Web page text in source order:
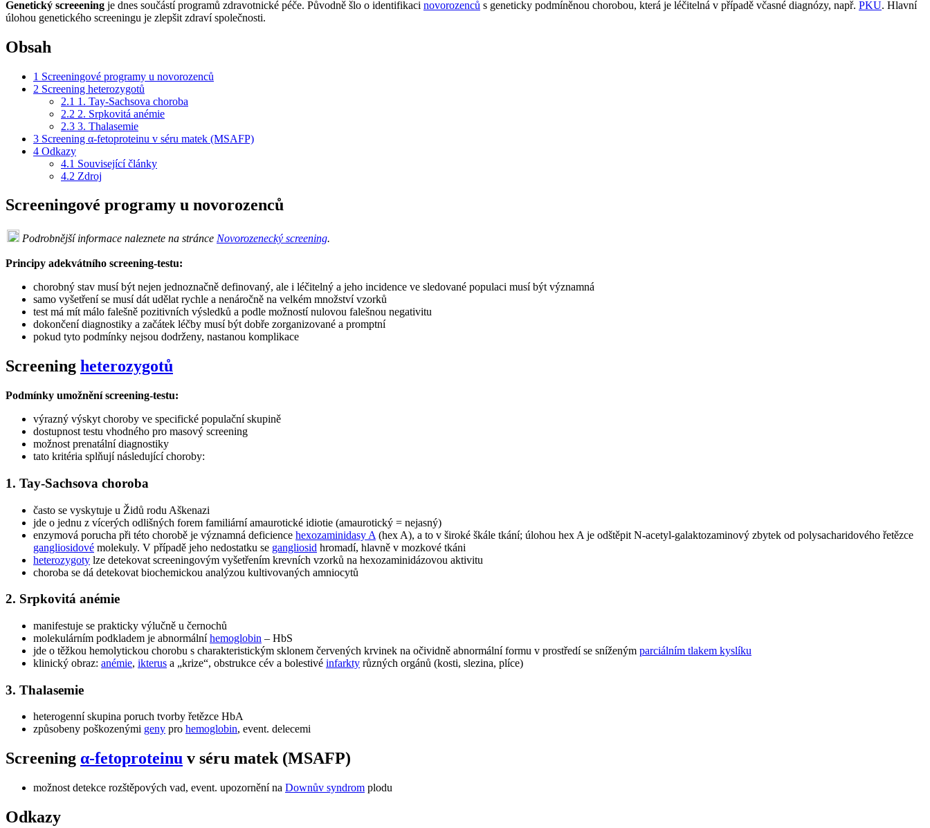
Genetický screeening je dnes součástí programů zdravotnické péče. Původně šlo o identifikaci novorozenců s geneticky podmíněnou chorobou, která je léčitelná v případě včasné diagnózy, např. PKU. Hlavní
úlohou genetického screeningu je zlepšit zdraví společnosti.
Obsah
1 Screeningové programy u novorozenců
2 Screening heterozygotů
2.1 1. Tay-Sachsova choroba
2.2 2. Srpkovitá anémie
2.3 3. Thalasemie
3 Screening α-fetoproteinu v séru matek (MSAFP)
4 Odkazy
4.1 Související články
4.2 Zdroj
Screeningové programy u novorozenců
Podrobnější informace naleznete na stránce Novorozenecký screening.
Principy adekvátního screening-testu:
chorobný stav musí být nejen jednoznačně definovaný, ale i léčitelný a jeho incidence ve sledované populaci musí být významná
samo vyšetření se musí dát udělat rychle a nenáročně na velkém množství vzorků
test má mít málo falešně pozitivních výsledků a podle možností nulovou falešnou negativitu
dokončení diagnostiky a začátek léčby musí být dobře zorganizované a promptní
pokud tyto podmínky nejsou dodrženy, nastanou komplikace
Screening heterozygotů
Podmínky umožnění screening-testu:
výrazný výskyt choroby ve specifické populační skupině
dostupnost testu vhodného pro masový screening
možnost prenatální diagnostiky
tato kritéria splňují následující choroby:
1. Tay-Sachsova choroba
často se vyskytuje u Židů rodu Aškenazi
jde o jednu z vícerých odlišných forem familiární amaurotické idiotie (amaurotický = nejasný)
enzymová porucha při této chorobě je významná deficience hexozaminidasy A (hex A), a to v široké škále tkání; úlohou hex A je odštěpit N-acetyl-galaktozaminový zbytek od polysacharidového řetězce
gangliosidové molekuly. V případě jeho nedostatku se gangliosid hromadí, hlavně v mozkové tkáni
heterozygoty lze detekovat screeningovým vyšetřením krevních vzorků na hexozaminidázovou aktivitu
choroba se dá detekovat biochemickou analýzou kultivovaných amniocytů
2. Srpkovitá anémie
manifestuje se prakticky výlučně u černochů
molekulárním podkladem je abnormálníhemoglobin – HbS
jde o těžkou hemolytickou chorobu s charakteristickým sklonem červených krvinek na očividně abnormální formu v prostředí se sníženým parciálním tlakem kyslíku
klinický obraz: anémie, ikterus a „krize“, obstrukce cév a bolestivé infarkty různých orgánů (kosti, slezina, plíce)
3. Thalasemie
heterogenní skupina poruch tvorby řetězce HbA
způsobeny poškozenými geny pro hemoglobin, event. delecemi
Screening α-fetoproteinu v séru matek (MSAFP)
možnost detekce rozštěpových vad, event. upozornění na Downův syndrom plodu
Odkazy